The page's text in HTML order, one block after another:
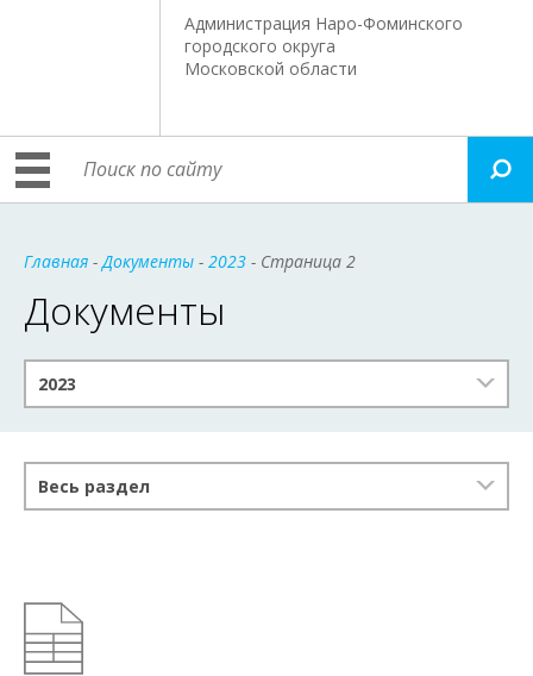
Администрация Наро-Фоминского
городского округа
Московской области
Главная -Документы - 2023 - Страница 2
Документы
2023
Весь раздел